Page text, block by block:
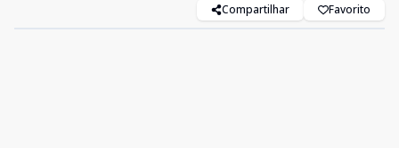
Compartilhar Favorito